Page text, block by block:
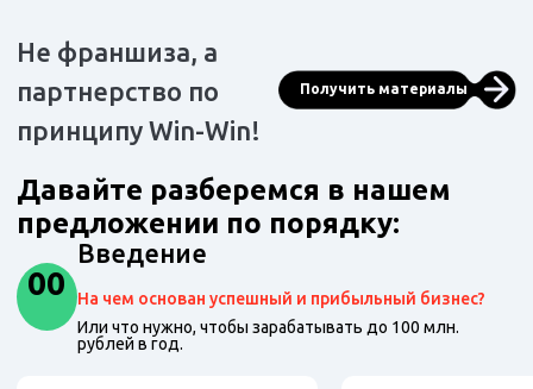
Не франшиза, а
партнерство по
принципу Win-Win!
Получить материалы
Давайте разберемся в нашем
предложении по порядку:
00
Введение
На чем основан успешный и прибыльный бизнес?
Или что нужно, чтобы зарабатывать до 100 млн.
рублей в год.